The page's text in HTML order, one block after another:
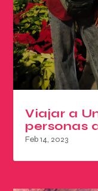
Viajar a
personas
Feb 14, 2023